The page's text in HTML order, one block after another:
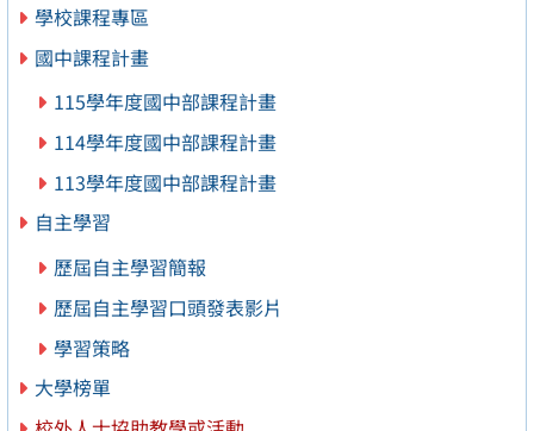
學校課程專區
國中課程計畫
115學年度國中部課程計畫
114學年度國中部課程計畫
113學年度國中部課程計畫
自主學習
歷屆自主學習簡報
歷屆自主學習口頭發表影片
學習策略
大學榜單